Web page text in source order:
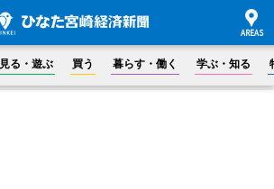
見る・遊ぶ 買う 暮らす・働く 学ぶ・知る